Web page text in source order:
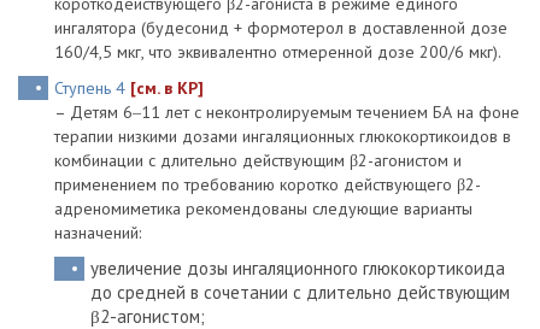
ингалятора (будесонид + формотерол в доставленной дозе
160/4,5 мкг, что эквивалентно отмеренной дозе 200/6 мкг).
Ступень 4 [см. в КР]
– Детям 6‒11 лет с неконтролируемым течением БА на фоне
терапии низкими дозами ингаляционных глюкокортикоидов в
комбинации с длительно действующим β2-агонистом и
применением по требованию коротко действующего β2-
адреномиметика рекомендованы следующие варианты
назначений:
увеличение дозы ингаляционного глюкокортикоида
до средней в сочетании с длительно действующим
β2-агонистом;